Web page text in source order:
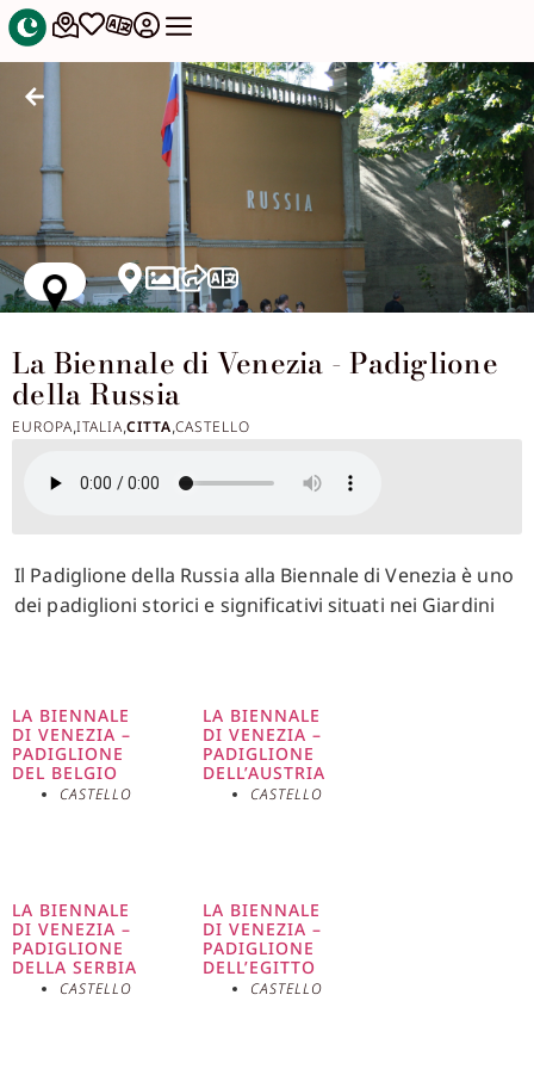
La Biennale di Venezia - Padiglione
della Russia
EUROPA,ITALIA,CITTA,CASTELLO
Il Padiglione della Russia alla Biennale di Venezia è uno
dei padiglioni storici e significativi situati nei Giardini
fusione tra l’architettura russa tradizionale e le
influenze moderne, con l’uso di colonne e frontoni che
richiamano l’antichità classica, ma reinterpretati in
paese, ma anche le sue trasformazioni politiche e
sociali. La partecipazione russa alla Biennale di Venezia
ha visto periodi di grande innovazione e momenti di
riflessione critica, specialmente durante i periodi di
LA BIENNALE
DI VENEZIA –
PADIGLIONE
DEL BELGIO
CASTELLO
LA BIENNALE
DI VENEZIA –
PADIGLIONE
DELL’AUSTRIA
CASTELLO
LA BIENNALE
DI VENEZIA –
PADIGLIONE
DELLA SERBIA
CASTELLO
LA BIENNALE
DI VENEZIA –
PADIGLIONE
DELL’EGITTO
CASTELLO